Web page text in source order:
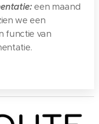
een maand
we een
functie van